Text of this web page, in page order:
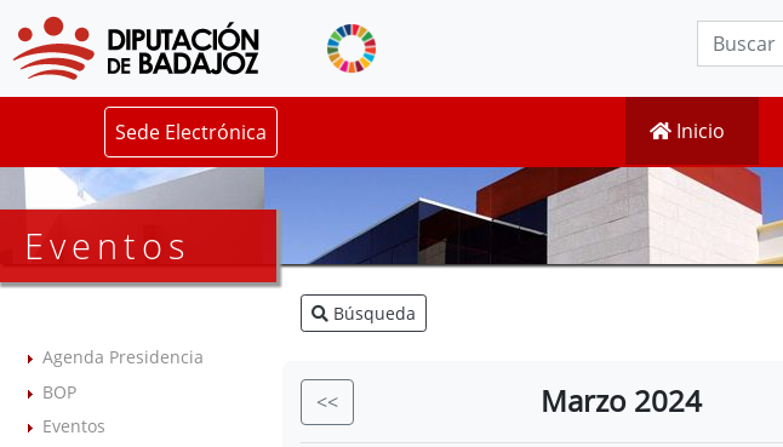
Sede Electrónica Inicio
Eventos
Agenda Presidencia
BOP
Eventos
Búsqueda
<< Marzo 2024